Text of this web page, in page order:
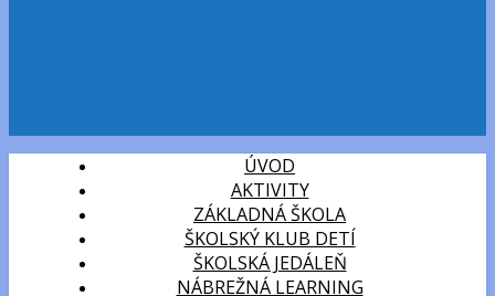
ÚVOD
AKTIVITY
ZÁKLADNÁ ŠKOLA
ŠKOLSKÝ KLUB DETÍ
ŠKOLSKÁ JEDÁLEŇ
NÁBREŽNÁ LEARNING